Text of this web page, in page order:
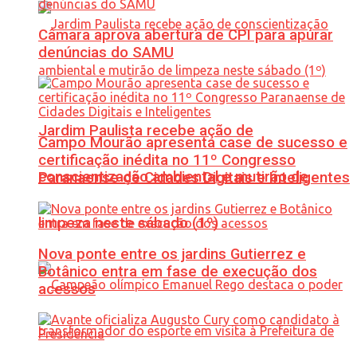
Jardim Paulista recebe ação de
conscientização ambiental e mutirão de
limpeza neste sábado (1º)
Câmara aprova abertura de CPI para apurar
denúncias do SAMU
Campo Mourão apresenta case de sucesso e
certificação inédita no 11º Congresso
Paranaense de Cidades Digitais e Inteligentes
Nova ponte entre os jardins Gutierrez e
Botânico entra em fase de execução dos
acessos